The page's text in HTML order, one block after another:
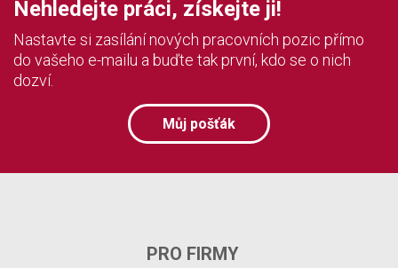
Nehledejte práci, získejte ji!
Nastavte si zasílání nových pracovních pozic přímo
do vašeho e-mailu a buďte tak první, kdo se o nich
dozví.
Můj pošťák
PRO FIRMY